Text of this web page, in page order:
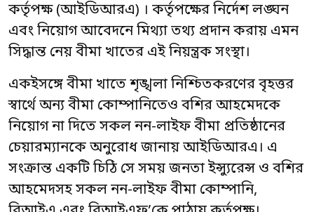
কর্তৃপক্ষ (আইডিআরএ) । কর্তৃপক্ষের নির্দেশ লঙ্ঘন
এবং নিয়োগ আবেদনে মিথ্যা তথ্য প্রদান করায় এমন
সিদ্ধান্ত নেয় বীমা খাতের এই নিয়ন্ত্রক সংস্থা।
একইসঙ্গে বীমা খাতে শৃঙ্খলা নিশ্চিতকরণের বৃহত্তর
স্বার্থে অন্য বীমা কোম্পানিতেও বশির আহমেদকে
নিয়োগ না দিতে সকল নন-লাইফ বীমা প্রতিষ্ঠানের
চেয়ারম্যানকে অনুরোধ জানায় আইডিআরএ। এ
সংক্রান্ত একটি চিঠি সে সময় জনতা ইন্স্যুরেন্স ও বশির
আহমেদসহ সকল নন-লাইফ বীমা কোম্পানি,